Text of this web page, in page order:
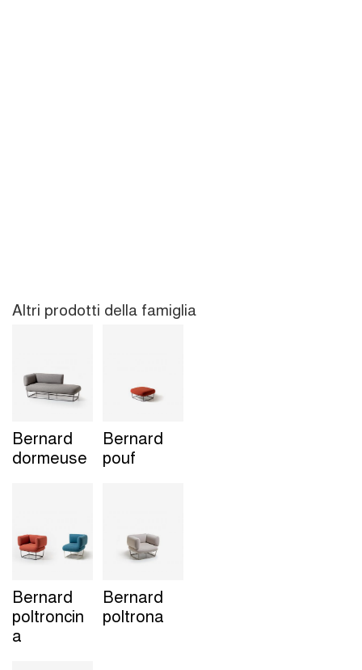
Altri prodotti della famiglia
Bernard
dormeuse
Bernard
pouf
Bernard
poltroncin
a
Bernard
poltrona